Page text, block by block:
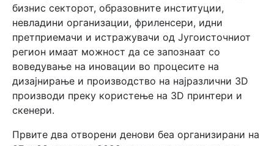
бизнис секторот, образовните институции,
невладини организации, фриленсери, идни
претприемачи и истражувачи од Југоисточниот
регион имаат можност да се запознаат со
воведување на иновации во процесите на
дизајнирање и производство на најразлични 3D
производи преку користење на 3D принтери и
скенери.
Првите два отворени денови беа организирани на